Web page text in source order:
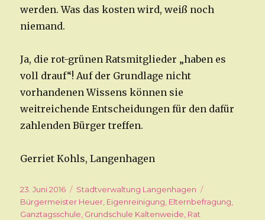
werden. Was das kosten wird, weiß noch
niemand.
Ja, die rot-grünen Ratsmitglieder „haben es
voll drauf“! Auf der Grundlage nicht
vorhandenen Wissens können sie
weitreichende Entscheidungen für den dafür
zahlenden Bürger treffen.
Gerriet Kohls, Langenhagen
Veröffentlicht
am
23. Juni 2016 Kategorien
Stadtverwaltung Langenhagen
Bürgermeister Heuer, Eigenreinigung, Elternbefragung,
Ganztagsschule, Grundschule Kaltenweide, Rat